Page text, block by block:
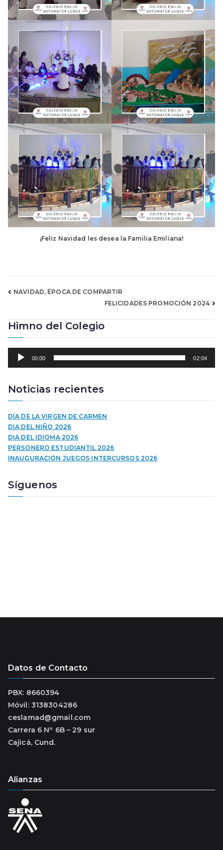
¡Feliz Navidad les desea la Familia Emiliana!
Navegación
de
entradas
NAVIDAD, ÉPOCA DE COMPARTIR
FELICIDADES PROMOCIÓN 2024
Himno del Colegio
o
u
c
t
o
r
a
u
00:00 02:04
Noticias recientes
DÍA DE LA VIRGEN DE CARMEN
DIA DEL NIÑO 2026
DIA DEL IDIOMA 2026
PERSONERO ESTUDIANTIL 2026
INAUGURACIÓN JUEGOS INTERCURSOS 2026
Síguenos
Datos de Contacto
PBX: 8660394
Móvil: 3138304286
ceslamad@gmail.com
Carrera 6 Nº 6B – 29 sur
Cajicá, Cund.
Alianzas